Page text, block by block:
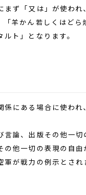
まず「又は」が使わ
羊かん若しくはど
ト」となります。
にある場合に使わ
論、出版その他一
他一切の表現の自
が戦力の例示とされ